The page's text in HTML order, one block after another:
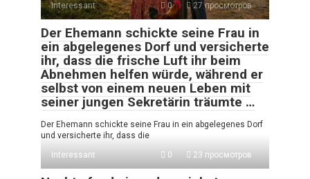
Interessant 0 27 просмотров
Der Ehemann schickte seine Frau in
ein abgelegenes Dorf und versicherte
ihr, dass die frische Luft ihr beim
Abnehmen helfen würde, während er
selbst von einem neuen Leben mit
seiner jungen Sekretärin träumte …
Der Ehemann schickte seine Frau in ein abgelegenes Dorf
und versicherte ihr, dass die
Interessant
0 23 просмотров